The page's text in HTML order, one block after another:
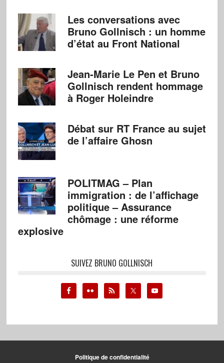
Les conversations avec
Bruno Gollnisch : un homme
d’état au Front National
Jean-Marie Le Pen et Bruno
Gollnisch rendent hommage
à Roger Holeindre
Débat sur RT France au sujet
de l’affaire Ghosn
POLITMAG – Plan
immigration : de l’affichage
politique – Assurance
chômage : une réforme
explosive
SUIVEZ BRUNO GOLLNISCH
Politique de confidentialité